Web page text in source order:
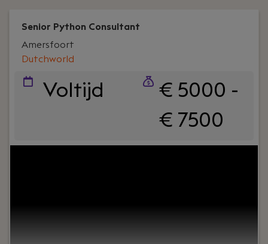
Senior Python Consultant
Dutchworld
Amersfoort
Voltijd
€ 5000 -
€ 7500